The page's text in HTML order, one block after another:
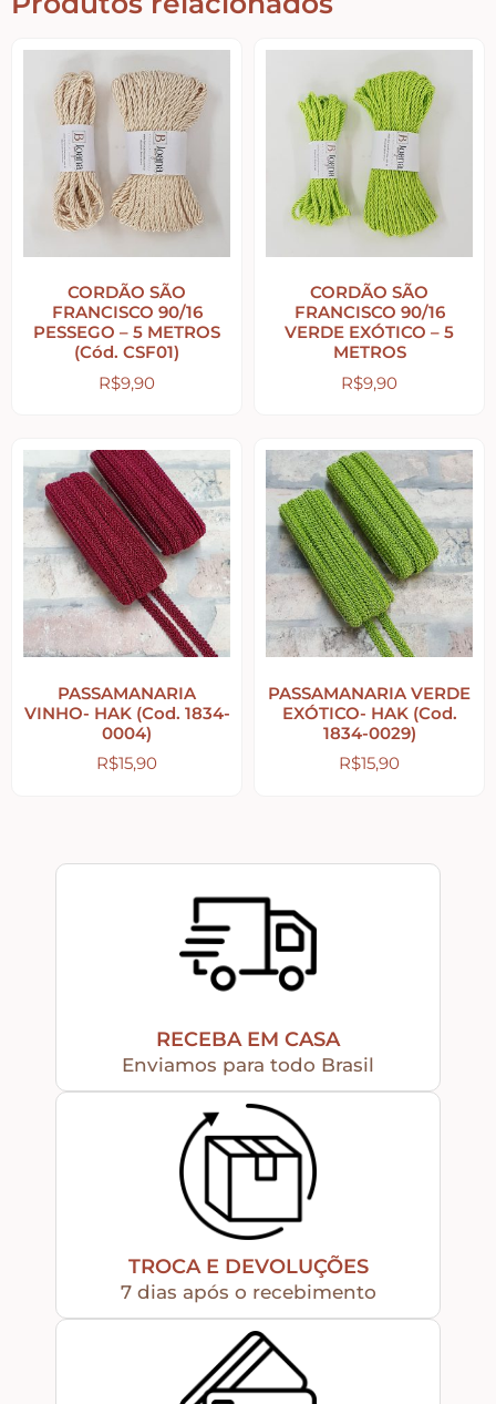
Amor – Love – Coração
Farmácia – medicamentos – remédios
Bonecas Tildas
Apliques em Geral
Viagem – Relógios – Engrenagens – Cinema
Peças Diversas em MDF formatos especiais
Aviamentos
Decortela
Flores
Cordões São Francisco – Cordas
Apliques de Resina
Papéis – Scrapbook – Botons
Imagens para Sublimação
CORDÃO SÃO
FRANCISCO 90/16
PESSEGO – 5 METROS
(Cód. CSF01)
R$9,90
CORDÃO SÃO
FRANCISCO 90/16
VERDE EXÓTICO – 5
METROS
R$9,90
PASSAMANARIA
VINHO- HAK (Cod. 1834-
0004)
R$15,90
PASSAMANARIA VERDE
EXÓTICO- HAK (Cod.
1834-0029)
R$15,90
RECEBA EM CASA
Enviamos para todo Brasil
TROCA E DEVOLUÇÕES
7 dias após o recebimento